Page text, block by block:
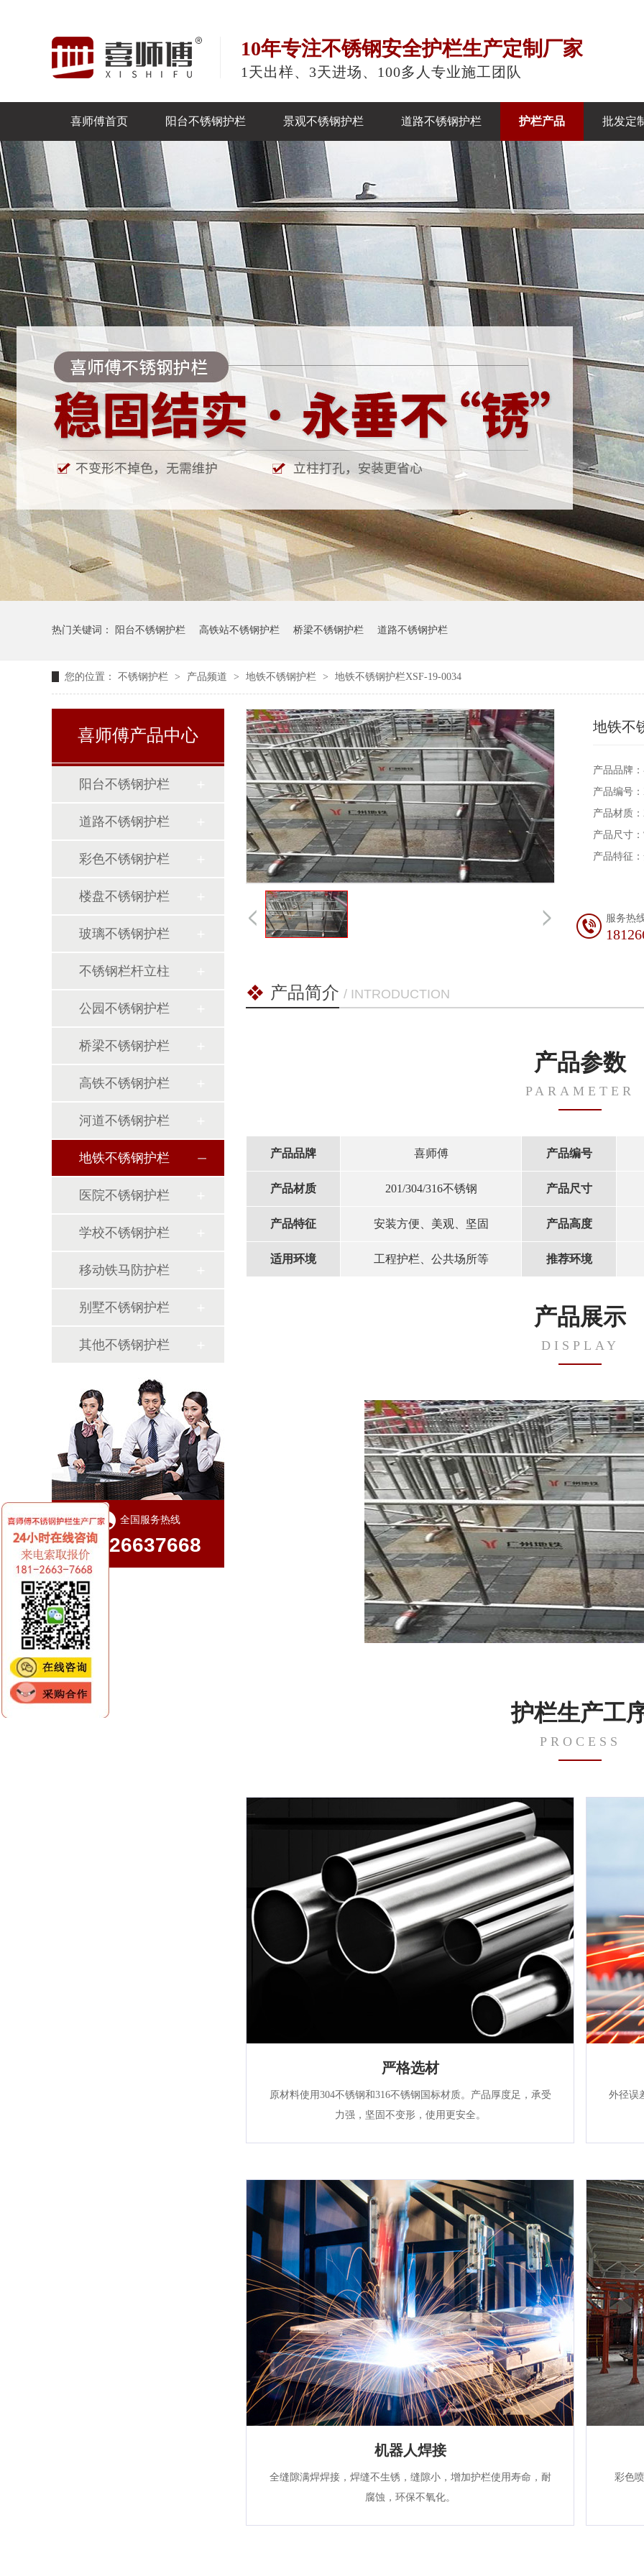
10年专注不锈钢安全护栏生产定制厂家
1天出样、3天进场、100多人专业施工团队
喜师傅首页 阳台不锈钢护栏 景观不锈钢护栏 道路不锈钢护栏 护栏产品 批发定
热门关键词： 阳台不锈钢护栏 高铁站不锈钢护栏 桥梁不锈钢护栏 道路不锈钢护栏
您的位置： 不锈钢护栏 > 产品频道 > 地铁不锈钢护栏 > 地铁不锈钢护栏XSF-19-0034
地铁不
产品品牌
产品编号
产品材质
产品尺寸
产品特征
服务热
产品简介 / INTRODUCTION
产品参数
PARAMETER
产品品牌 喜师傅 产品编号
产品材质 201/304/316不锈钢 产品尺寸
产品特征 安装方便、美观、坚固 产品高度
适用环境 工程护栏、公共场所等 推荐环境
产品展示
DISPLAY
护栏生产工
PROCESS
严格选材
原材料使用304不锈钢和316不锈钢国标材质。产品厚度足，承受
力强，坚固不变形，使用更安全。
外径误
机器人焊接
全缝隙满焊焊接，焊缝不生锈，缝隙小，增加护栏使用寿命，耐
腐蚀，环保不氧化。
彩色
喜师傅产品中心
阳台不锈钢护栏
道路不锈钢护栏
彩色不锈钢护栏
楼盘不锈钢护栏
玻璃不锈钢护栏
不锈钢栏杆立柱
公园不锈钢护栏
桥梁不锈钢护栏
高铁不锈钢护栏
河道不锈钢护栏
地铁不锈钢护栏
医院不锈钢护栏
学校不锈钢护栏
移动铁马防护栏
别墅不锈钢护栏
其他不锈钢护栏
全国服务热线
18126637668